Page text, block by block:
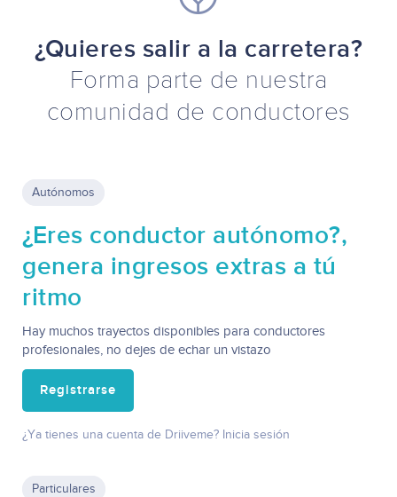
¿Quieres salir a la carretera?
Forma parte de nuestra
comunidad de conductores
Autónomos
¿Eres conductor autónomo?,
genera ingresos extras a tú
ritmo
Hay muchos trayectos disponibles para conductores
profesionales, no dejes de echar un vistazo
Registrarse
¿Ya tienes una cuenta de Driiveme? Inicia sesión
Particulares